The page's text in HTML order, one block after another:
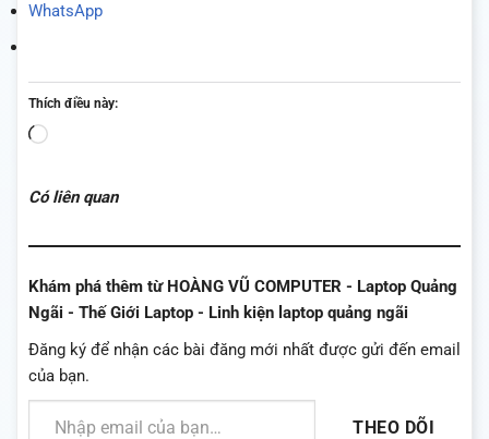
WhatsApp
Thích điều này:
Đang
Có liên quan
Khám phá thêm từ HOÀNG VŨ COMPUTER - Laptop Quảng
Ngãi - Thế Giới Laptop - Linh kiện laptop quảng ngãi
Đăng ký để nhận các bài đăng mới nhất được gửi đến email
của bạn.
Nhập email của bạn…
THEO DÕI